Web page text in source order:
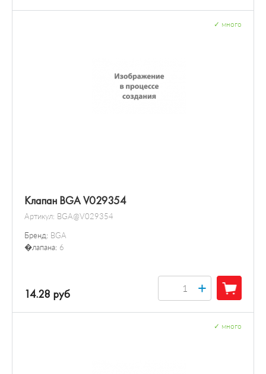
Клапан BGA V029354
Артикул: BGA@V029354
Бренд: BGA
�лапана: 6
много
14.28 руб +
много